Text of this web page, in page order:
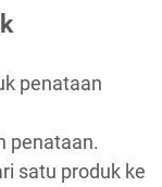
penataan
penataan.
satu produk ke